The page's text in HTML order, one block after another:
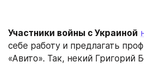
Участники войны с Украиной
себе работу и предлагать
«Авито». Так, некий Григорий